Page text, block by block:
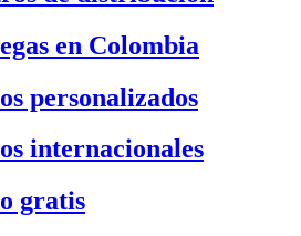
en Colombia
personalizados
internacionales
gratis